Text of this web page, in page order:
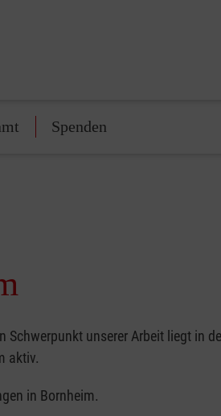
Spenden
unserer Arbeit liegt in
aktiv.
in Bornheim.